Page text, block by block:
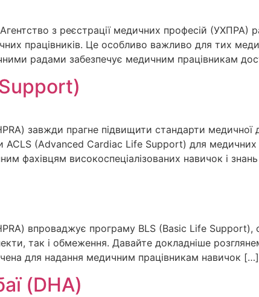
Агентство з реєстрації медичних професій
працівників. Це особливо важливо для тих
радами забезпечує медичним працівникам
завжди прагне підвищити стандарти
(Advanced Cardiac Life Support) для медичних
фахівцям високоспеціалізованих навичок і
впроваджує програму BLS (Basic Life Support),
так і обмеження. Давайте докладніше
для надання медичним працівникам навичок […]
(DHA)